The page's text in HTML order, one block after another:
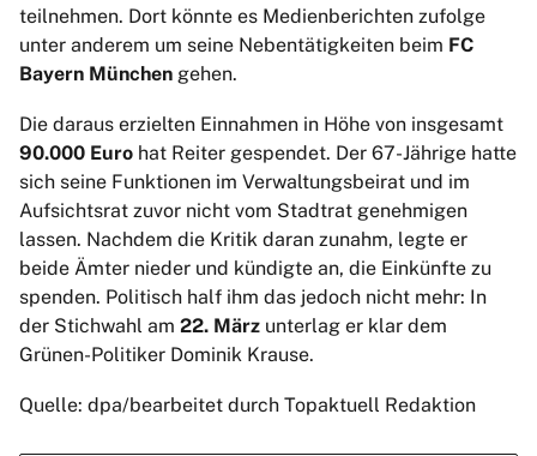
teilnehmen. Dort könnte es Medienberichten zufolge
unter anderem um seine Nebentätigkeiten beim FC
Bayern München gehen.
Die daraus erzielten Einnahmen in Höhe von insgesamt
90.000 Euro hat Reiter gespendet. Der 67-Jährige hatte
sich seine Funktionen im Verwaltungsbeirat und im
Aufsichtsrat zuvor nicht vom Stadtrat genehmigen
lassen. Nachdem die Kritik daran zunahm, legte er
beide Ämter nieder und kündigte an, die Einkünfte zu
spenden. Politisch half ihm das jedoch nicht mehr: In
der Stichwahl am 22. März unterlag er klar dem
Grünen-Politiker Dominik Krause.
Quelle: dpa/bearbeitet durch Topaktuell Redaktion